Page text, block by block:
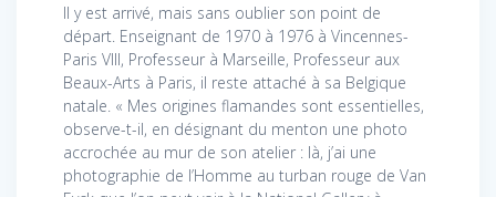
Il y est arrivé, mais sans oublier son point de
départ. Enseignant de 1970 à 1976 à Vincennes-
Paris VIII, Professeur à Marseille, Professeur aux
Beaux-Arts à Paris, il reste attaché à sa Belgique
natale. « Mes origines flamandes sont essentielles,
observe-t-il, en désignant du menton une photo
accrochée au mur de son atelier : là, j’ai une
photographie de l’Homme au turban rouge de Van